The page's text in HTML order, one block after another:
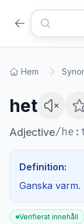
Hem
het
Adjective/
Definition:
Ganska varm.
Verifierat innehåll